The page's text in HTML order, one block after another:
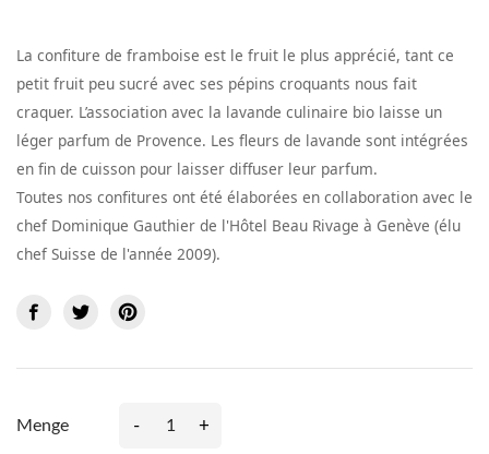
La confiture de framboise est le fruit le plus apprécié, tant ce
petit fruit peu sucré avec ses pépins croquants nous fait
craquer. L’association avec la lavande culinaire bio laisse un
léger parfum de Provence. Les fleurs de lavande sont intégrées
en fin de cuisson pour laisser diffuser leur parfum.
Toutes nos confitures ont été élaborées en collaboration avec le
chef Dominique Gauthier de l'Hôtel Beau Rivage à Genève (élu
chef Suisse de l'année 2009).
Menge - +